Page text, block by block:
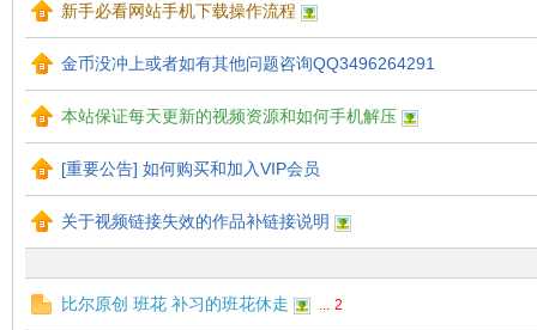
新手必看网站手机下载操作流程
金币没冲上或者如有其他问题咨询QQ3496264291
本站保证每天更新的视频资源和如何手机解压
[重要公告] 如何购买和加入VIP会员
关于视频链接失效的作品补链接说明
比尔原创 班花 补习的班花休走 ... 2